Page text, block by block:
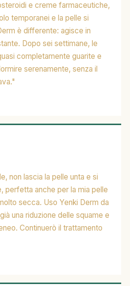
e creme farmaceutiche,
temporanei e la pelle si
è differente: agisce in
Dopo sei settimane, le
completamente guarite e
serenamente, senza il
non lascia la pelle unta e si
perfetta anche per la mia pelle
secca. Uso Yenki Derm da
una riduzione delle squame e
Continuerò il trattamento